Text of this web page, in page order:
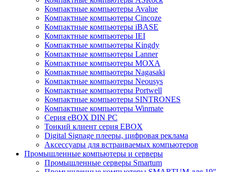
Компактные компьютеры Avalue
Компактные компьютеры Cincoze
Компактные компьютеры iBASE
Компактные компьютеры IEI
Компактные компьютеры Kingdy
Компактные компьютеры Lanner
Компактные компьютеры MOXA
Компактные компьютеры Nagasaki
Компактные компьютеры Neousys
Компактные компьютеры Portwell
Компактные компьютеры SINTRONES
Компактные компьютеры Winmate
Серия eBOX DIN PC
Тонкий клиент серия EBOX
Digital Signage плееры, цифровая реклама
Аксессуары для встраиваемых компьютеров
Промышленные компьютеры и серверы
Промышленные серверы Smartum